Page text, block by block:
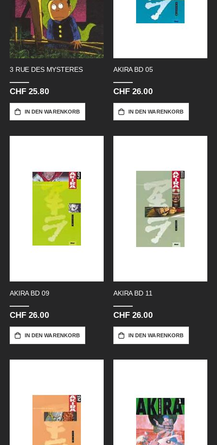
3 RUE DES MYSTERES
CHF 25.80
IN DEN WARENKORB
AKIRA BD 05
CHF 26.00
IN DEN WARENKORB
AKIRA BD 09
CHF 26.00
IN DEN WARENKORB
AKIRA BD 11
CHF 26.00
IN DEN WARENKORB